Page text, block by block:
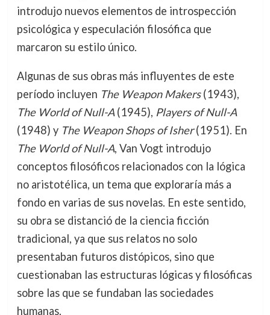
introdujo nuevos elementos de introspección
psicológica y especulación filosófica que
marcaron su estilo único.
Algunas de sus obras más influyentes de este
período incluyen The Weapon Makers(1943),
The World of Null-A(1945), Players of Null-A
(1948) y The Weapon Shops of Isher(1951). En
The World of Null-A, Van Vogt introdujo
conceptos filosóficos relacionados con la lógica
no aristotélica, un tema que exploraría más a
fondo en varias de sus novelas. En este sentido,
su obra se distanció de la ciencia ficción
tradicional, ya que sus relatos no solo
presentaban futuros distópicos, sino que
cuestionaban las estructuras lógicas y filosóficas
sobre las que se fundaban las sociedades
humanas.